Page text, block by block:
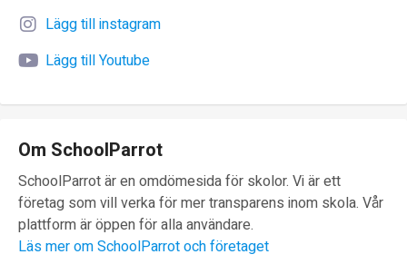
Lägg till instagram
Lägg till Youtube
Om SchoolParrot
SchoolParrot är en omdömesida för skolor. Vi är ett
företag som vill verka för mer transparens inom skola. Vår
plattform är öppen för alla användare.
Läs mer om SchoolParrot och företaget